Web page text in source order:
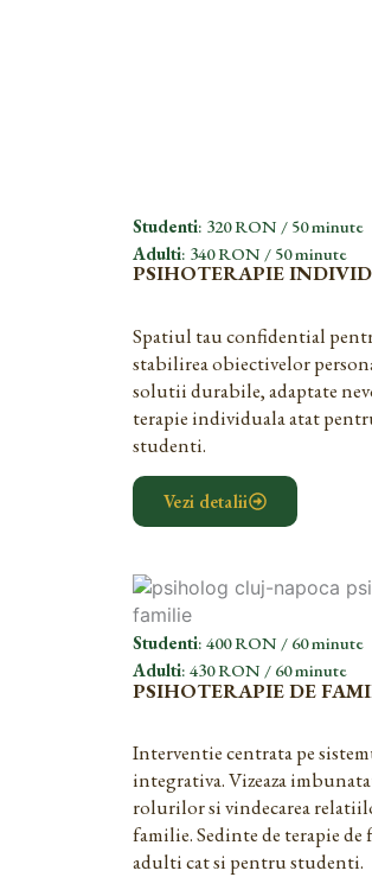
Studenti: 320 RON / 50 minute
Adulti: 340 RON / 50 minute
PSIHOTERAPIE
Spatiul tau confidential
stabilirea obiectivelor
solutii durabile, adaptate
terapie individuala atat
studenti.
Vezi detalii
Studenti: 400 RON / 60 minute
Adulti: 430 RON / 60 minute
PSIHOTERAPIE DE
Interventie centrata pe
integrativa. Vizeaza
rolurilor si vindecarea
familie. Sedinte de terapie
adulti cat si pentru studenti.